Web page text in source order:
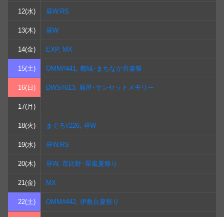
12(水) 昼W.RS
13(木) 昼W
14(金) EXP, MX
15(土) OMM#441, 都城･まちなか音楽祭
16(日) DWS#613, 鹿屋･サンセットメモリー
17(月)
18(火) まぐろ#226, 昼W
19(水) 昼W.RS
20(木) 昼W, 市比野･翠嵐夏祭り
21(金) MX
22(土) OMM#442, 伊敷台夏祭り